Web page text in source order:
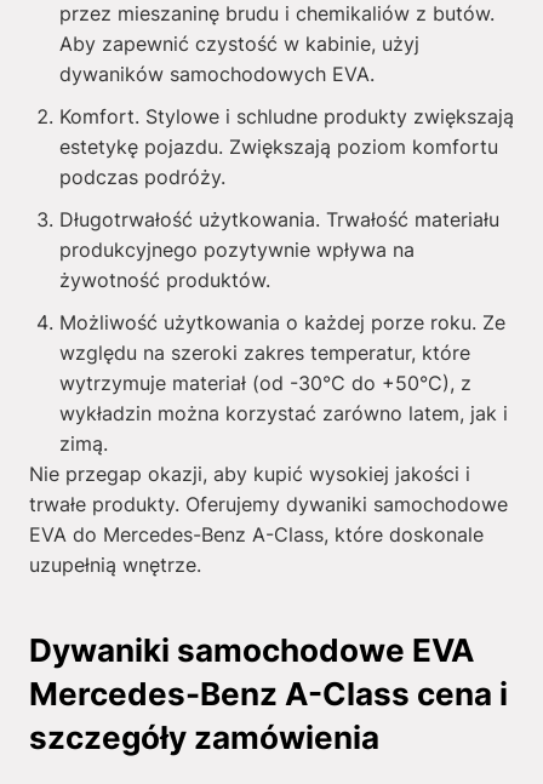
przez mieszaninę brudu i chemikaliów z butów.
Aby zapewnić czystość w kabinie, użyj
dywaników samochodowych EVA.
Komfort. Stylowe i schludne produkty zwiększają
estetykę pojazdu. Zwiększają poziom komfortu
podczas podróży.
Długotrwałość użytkowania. Trwałość materiału
produkcyjnego pozytywnie wpływa na
żywotność produktów.
Możliwość użytkowania o każdej porze roku. Ze
względu na szeroki zakres temperatur, które
wytrzymuje materiał (od -30°C do +50°C), z
wykładzin można korzystać zarówno latem, jak i
zimą.
Nie przegap okazji, aby kupić wysokiej jakości i
trwałe produkty. Oferujemy dywaniki samochodowe
EVA do Mercedes-Benz A-Class, które doskonale
uzupełnią wnętrze.
Dywaniki samochodowe EVA
Mercedes-Benz A-Class cena i
szczegóły zamówienia